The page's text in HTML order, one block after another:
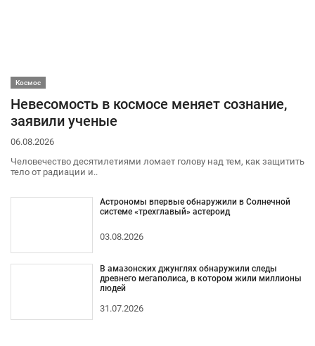
Космос
Невесомость в космосе меняет сознание,
заявили ученые
06.08.2026
Человечество десятилетиями ломает голову над тем, как защитить
тело от радиации и..
Астрономы впервые обнаружили в Солнечной
системе «трехглавый» астероид
03.08.2026
В амазонских джунглях обнаружили следы
древнего мегаполиса, в котором жили миллионы
людей
31.07.2026